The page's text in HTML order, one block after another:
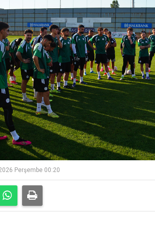
Perşembe 00:20